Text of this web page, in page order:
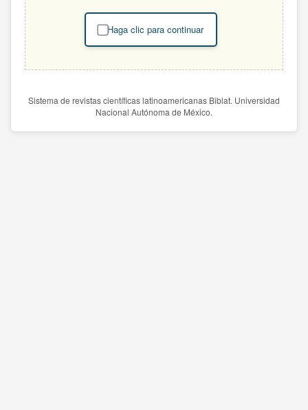
Haga clic para continuar
Sistema de revistas científicas latinoamericanas Biblat. Universidad
Nacional Autónoma de México.